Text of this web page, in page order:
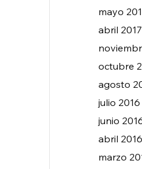
mayo
abril 2017
octubre
agosto
julio 2016
junio
abril 2016
marzo